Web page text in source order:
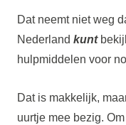
Dat neemt niet weg
Nederland kunt
hulpmiddelen voor
Dat is makkelijk,
uurtje mee bezig.